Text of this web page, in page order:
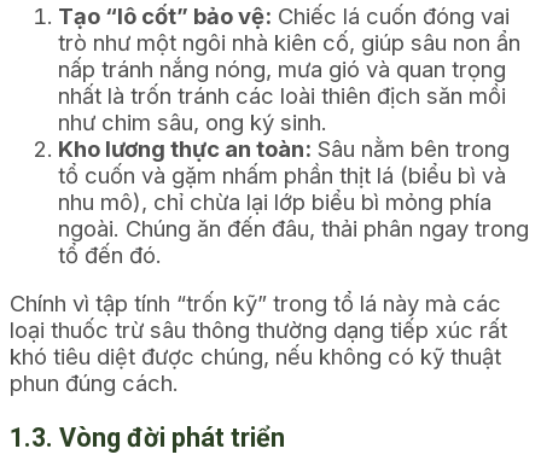
Tạo “lô cốt” bảo vệ: Chiếc lá cuốn đóng vai
trò như một ngôi nhà kiên cố, giúp sâu non ẩn
nấp tránh nắng nóng, mưa gió và quan trọng
nhất là trốn tránh các loài thiên địch săn mồi
như chim sâu, ong ký sinh.
Kho lương thực an toàn: Sâu nằm bên trong
tổ cuốn và gặm nhấm phần thịt lá (biểu bì và
nhu mô), chỉ chừa lại lớp biểu bì mỏng phía
ngoài. Chúng ăn đến đâu, thải phân ngay trong
tổ đến đó.
Chính vì tập tính “trốn kỹ” trong tổ lá này mà các
loại thuốc trừ sâu thông thường dạng tiếp xúc rất
khó tiêu diệt được chúng, nếu không có kỹ thuật
phun đúng cách.
1.3. Vòng đời phát triển